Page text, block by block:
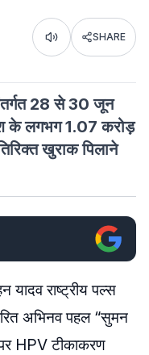
Listen SHARE
28 से 30 जून
के लगभग 1.07 करोड़
खुराक पिलाने
यादव राष्ट्रीय पल्स
अभिनव पहल “सुमन
HPV टीकाकरण